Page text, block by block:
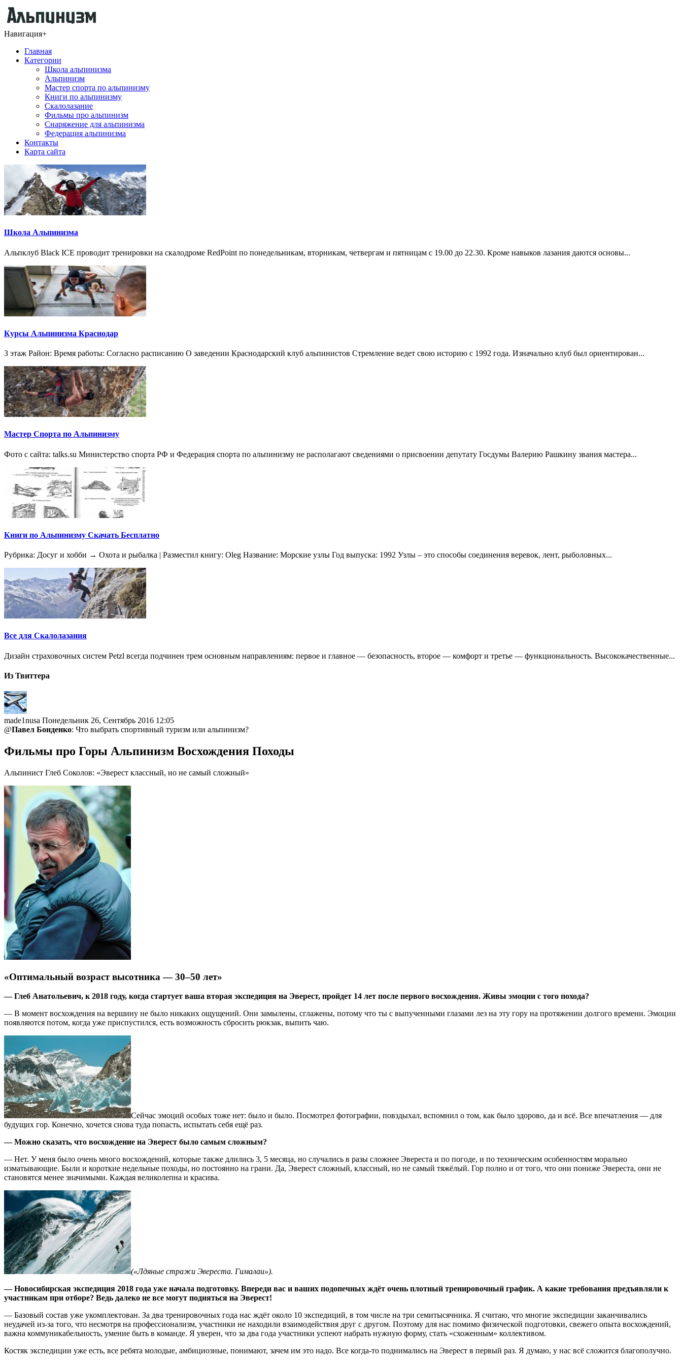
Навигация+
Главная
Категории
Школа альпинизма
Альпинизм
Мастер спорта по альпинизму
Книги по альпинизму
Скалолазание
Фильмы про альпинизм
Снаряжение для альпинизма
Федерация альпинизма
Контакты
Карта сайта
Школа Альпинизма
Альпклуб Black ICE проводит тренировки на скалодроме RedPoint по понедельникам, вторникам, четвергам и пятницам с 19.00 до 22.30. Кроме навыков лазания даются основы...
Курсы Альпинизма Краснодар
3 этаж Район: Время работы: Согласно расписанию О заведении Краснодарский клуб альпинистов Стремление ведет свою историю с 1992 года. Изначально клуб был ориентирован...
Мастер Спорта по Альпинизму
Фото с сайта: talks.su Министерство спорта РФ и Федерация спорта по альпинизму не располагают сведениями о присвоении депутату Госдумы Валерию Рашкину звания мастера...
Книги по Альпинизму Скачать Бесплатно
Рубрика: Досуг и хобби → Охота и рыбалка | Разместил книгу: Oleg Название: Морские узлы Год выпуска: 1992 Узлы – это способы соединения веревок, лент, рыболовных...
Все для Скалолазания
Дизайн страховочных систем Petzl всегда подчинен трем основным направлениям: первое и главное — безопасность, второе — комфорт и третье — функциональность. Высококачественные...
Из Твиттера
made1nusa Понедельник 26, Сентябрь 2016 12:05
@Павел Бонденко: Что выбрать спортивный туризм или альпинизм?
Фильмы про Горы Альпинизм Восхождения Походы
Альпинист Глеб Соколов: «Эверест классный, но не самый сложный»
«Оптимальный возраст высотника — 30–50 лет»
— Глеб Анатольевич, к 2018 году, когда стартует ваша вторая экспедиция на Эверест, пройдет 14 лет после первого восхождения. Живы эмоции с того похода?
— В момент восхождения на вершину не было никаких ощущений. Они замылены, сглажены, потому что ты с выпученными глазами лез на эту гору на протяжении долгого времени. Эмоции
появляются потом, когда уже приспустился, есть возможность сбросить рюкзак, выпить чаю.
Сейчас эмоций особых тоже нет: было и было. Посмотрел фотографии, повздыхал, вспомнил о том, как было здорово, да и всё. Все впечатления — для
будущих гор. Конечно, хочется снова туда попасть, испытать себя ещё раз.
— Можно сказать, что восхождение на Эверест было самым сложным?
— Нет. У меня было очень много восхождений, которые также длились 3, 5 месяца, но случались в разы сложнее Эвереста и по погоде, и по техническим особенностям морально
изматывающие. Были и короткие недельные походы, но постоянно на грани. Да, Эверест сложный, классный, но не самый тяжёлый. Гор полно и от того, что они пониже Эвереста, они не
становятся менее значимыми. Каждая великолепна и красива.
(«Лдяные стражи Эвереста. Гималаи»).
— Новосибирская экспедиция 2018 года уже начала подготовку. Впереди вас и ваших подопечных ждёт очень плотный тренировочный график. А какие требования предъявляли к
участникам при отборе? Ведь далеко не все могут подняться на Эверест!
— Базовый состав уже укомплектован. За два тренировочных года нас ждёт около 10 экспедиций, в том числе на три семитысячника. Я считаю, что многие экспедиции заканчивались
неудачей из-за того, что несмотря на профессионализм, участники не находили взаимодействия друг с другом. Поэтому для нас помимо физической подготовки, свежего опыта восхождений,
важна коммуникабельность, умение быть в команде. Я уверен, что за два года участники успеют набрать нужную форму, стать «схоженным» коллективом.
Костяк экспедиции уже есть, все ребята молодые, амбициозные, понимают, зачем им это надо. Все когда-то поднимались на Эверест в первый раз. Я думаю, у нас всё сложится благополучно.